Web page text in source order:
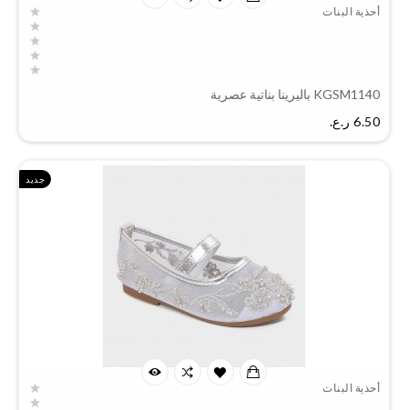
أحذية البنات
KGSM1140 باليرينا بناتية عصرية
6.50 ر.ع.‏
جديد
أحذية البنات